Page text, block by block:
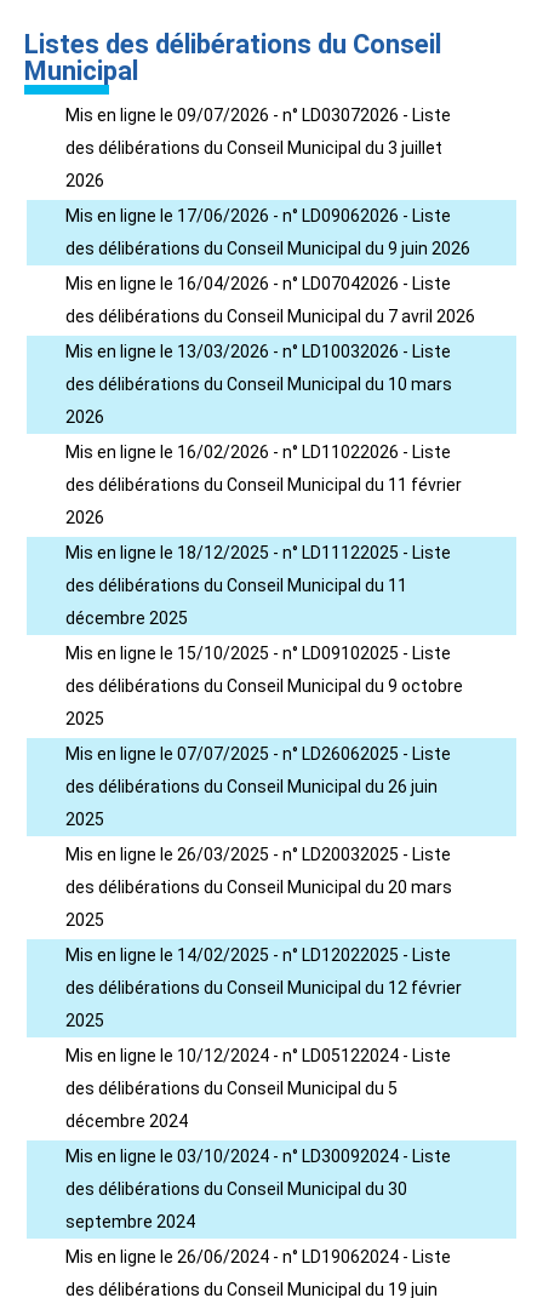
Listes des délibérations du Conseil
Municipal
Mis en ligne le 09/07/2026 - n° LD03072026 - Liste
des délibérations du Conseil Municipal du 3 juillet
2026
Mis en ligne le 17/06/2026 - n° LD09062026 - Liste
des délibérations du Conseil Municipal du 9 juin 2026
Mis en ligne le 16/04/2026 - n° LD07042026 - Liste
des délibérations du Conseil Municipal du 7 avril 2026
Mis en ligne le 13/03/2026 - n° LD10032026 - Liste
des délibérations du Conseil Municipal du 10 mars
2026
Mis en ligne le 16/02/2026 - n° LD11022026 - Liste
des délibérations du Conseil Municipal du 11 février
2026
Mis en ligne le 18/12/2025 - n° LD11122025 - Liste
des délibérations du Conseil Municipal du 11
décembre 2025
Mis en ligne le 15/10/2025 - n° LD09102025 - Liste
des délibérations du Conseil Municipal du 9 octobre
2025
Mis en ligne le 07/07/2025 - n° LD26062025 - Liste
des délibérations du Conseil Municipal du 26 juin
2025
Mis en ligne le 26/03/2025 - n° LD20032025 - Liste
des délibérations du Conseil Municipal du 20 mars
2025
Mis en ligne le 14/02/2025 - n° LD12022025 - Liste
des délibérations du Conseil Municipal du 12 février
2025
Mis en ligne le 10/12/2024 - n° LD05122024 - Liste
des délibérations du Conseil Municipal du 5
décembre 2024
Mis en ligne le 03/10/2024 - n° LD30092024 - Liste
des délibérations du Conseil Municipal du 30
septembre 2024
Mis en ligne le 26/06/2024 - n° LD19062024 - Liste
des délibérations du Conseil Municipal du 19 juin